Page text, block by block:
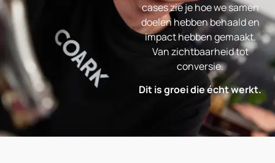
cases zie je hoe we samen
doelen hebben behaald en
impact hebben gemaakt.
Van zichtbaarheid tot
conversie.
Dit is groei die écht werkt.